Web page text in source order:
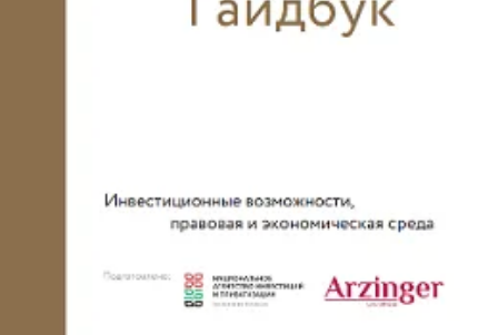
Согласен(а) на обработку моих персональных данных для
обработки запроса и обратной связи в соответствии с